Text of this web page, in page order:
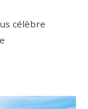
célèbre